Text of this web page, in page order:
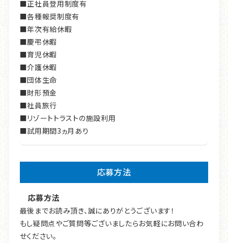
■正社員登用制度有
■各種報奨制度有
■年次有給休暇
■慶弔休暇
■育児休暇
■介護休暇
■団体生命
■財形預金
■社員旅行
■リゾートトラストの施設利用
■試用期間3ヵ月あり
応募方法
応募方法
最後までお読み頂き、誠にありがとうございます！
もし疑問点やご質問等ございましたらお気軽にお問い合わ
せください。